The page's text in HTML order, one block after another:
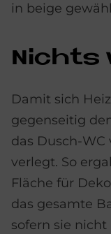
in beige
Nichts
Damit sich
gegenseitig
das Dusch-WC
verlegt. So
Fläche für
das gesamte
sofern sie